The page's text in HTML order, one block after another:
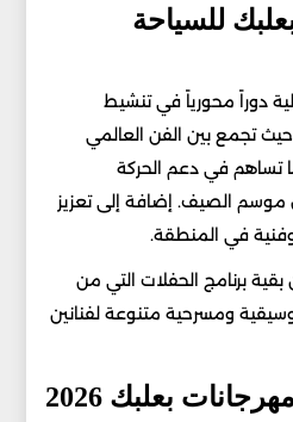
للسياحة
دوراً محورياً في تنشيط
حيث تجمع بين الفن العالمي
تساهم في دعم الحركة
موسم الصيف. إضافة إلى تعزيز
في المنطقة.
برنامج الحفلات التي من
ومسرحية متنوعة لفنانين
بعلبك 2026